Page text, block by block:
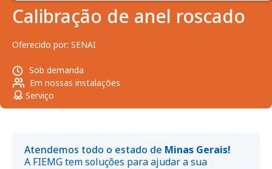
Calibração de anel roscado
Oferecido por: SENAI
Sob demanda
Em nossas instalações
Serviço
Atendemos todo o estado de Minas Gerais!
A FIEMG tem soluções para ajudar a sua